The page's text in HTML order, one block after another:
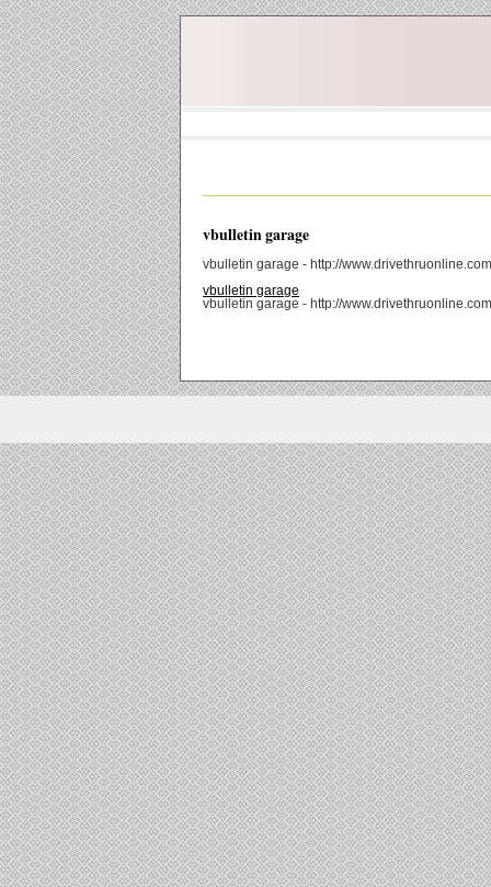
vbulletin garage
vbulletin garage - http://
vbulletin garage
vbulletin garage - http://